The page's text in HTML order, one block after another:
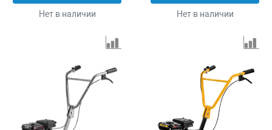
Нет в наличии Нет в наличии